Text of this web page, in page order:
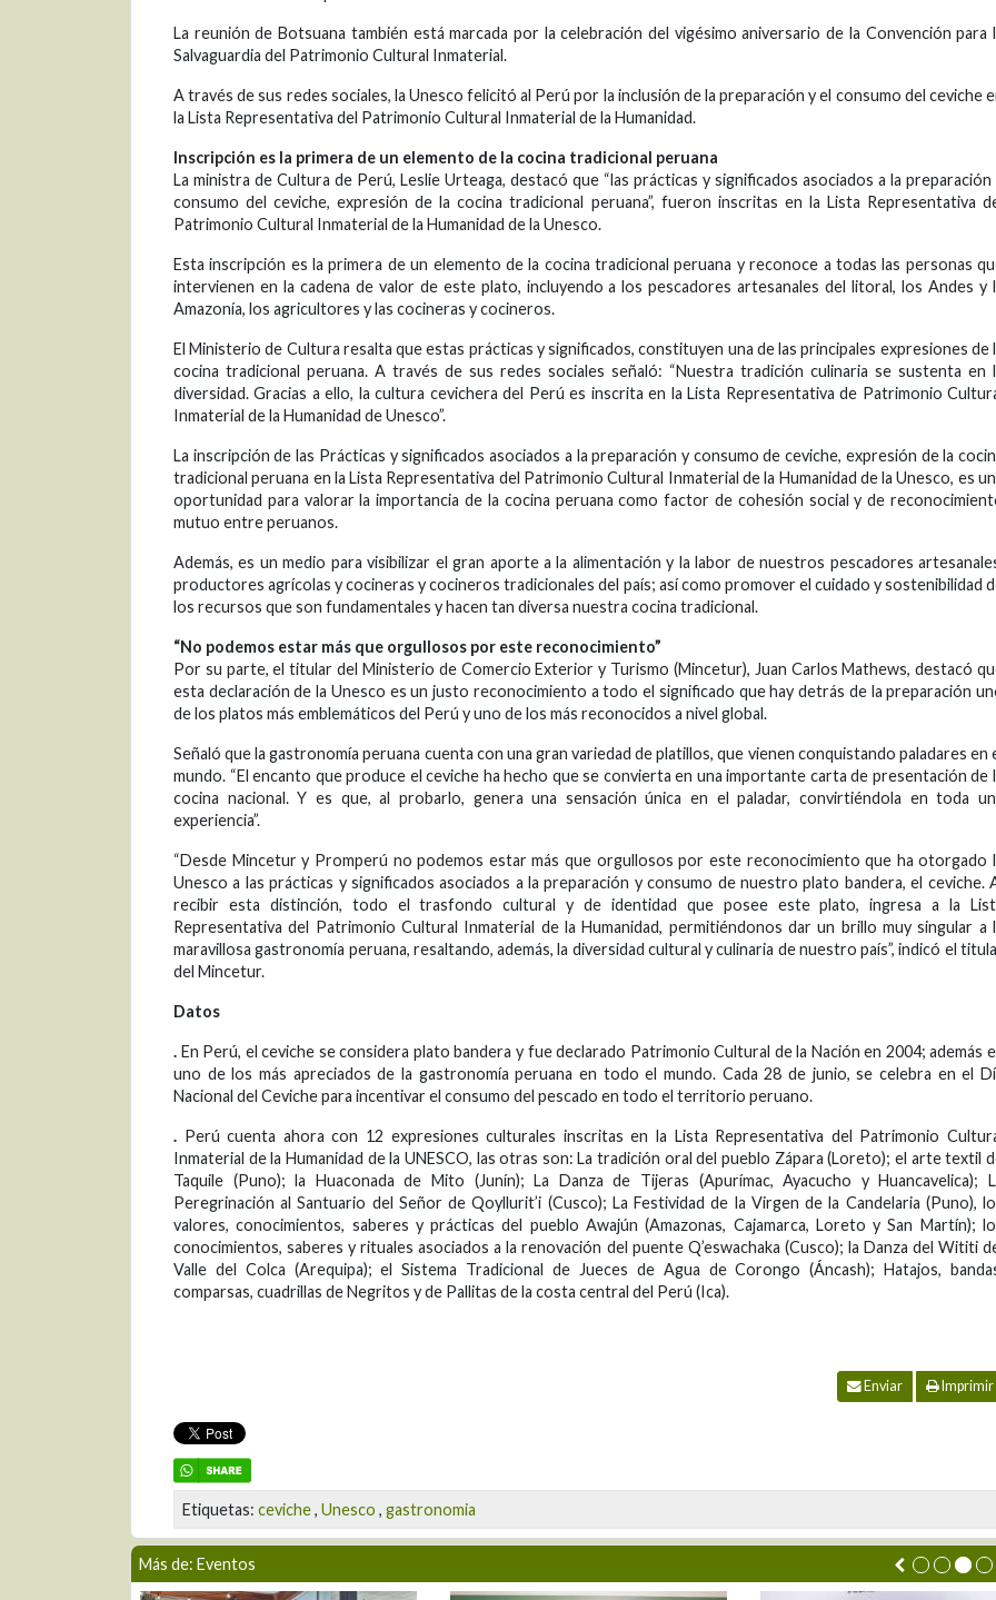
La reunión de Botsuana también está marcada por la celebración del vigésimo aniversario de la Convención para
Salvaguardia del Patrimonio Cultural Inmaterial.
A través de sus redes sociales, la Unesco felicitó al Perú por la inclusión de la preparación y el consumo del ceviche
la Lista Representativa del Patrimonio Cultural Inmaterial de la Humanidad.
Inscripción es la primera de un elemento de la cocina tradicional peruana
La ministra de Cultura de Perú, Leslie Urteaga, destacó que “las prácticas y significados asociados a la preparación
consumo del ceviche, expresión de la cocina tradicional peruana”, fueron inscritas en la Lista Representativa
Patrimonio Cultural Inmaterial de la Humanidad de la Unesco.
Esta inscripción es la primera de un elemento de la cocina tradicional peruana y reconoce a todas las personas
intervienen en la cadena de valor de este plato, incluyendo a los pescadores artesanales del litoral, los Andes y
Amazonía, los agricultores y las cocineras y cocineros.
El Ministerio de Cultura resalta que estas prácticas y significados, constituyen una de las principales expresiones de
cocina tradicional peruana. A través de sus redes sociales señaló: “Nuestra tradición culinaria se sustenta en
diversidad. Gracias a ello, la cultura cevichera del Perú es inscrita en la Lista Representativa de Patrimonio
Inmaterial de la Humanidad de Unesco”.
La inscripción de las Prácticas y significados asociados a la preparación y consumo de ceviche, expresión de la
tradicional peruana en la Lista Representativa del Patrimonio Cultural Inmaterial de la Humanidad de la Unesco, es
oportunidad para valorar la importancia de la cocina peruana como factor de cohesión social y de
mutuo entre peruanos.
Además, es un medio para visibilizar el gran aporte a la alimentación y la labor de nuestros pescadores
productores agrícolas y cocineras y cocineros tradicionales del país; así como promover el cuidado y sostenibilidad
los recursos que son fundamentales y hacen tan diversa nuestra cocina tradicional.
“No podemos estar más que orgullosos por este reconocimiento”
Por su parte, el titular del Ministerio de Comercio Exterior y Turismo (Mincetur), Juan Carlos Mathews, destacó
esta declaración de la Unesco es un justo reconocimiento a todo el significado que hay detrás de la preparación
de los platos más emblemáticos del Perú y uno de los más reconocidos a nivel global.
Señaló que la gastronomía peruana cuenta con una gran variedad de platillos, que vienen conquistando paladares en
mundo. “El encanto que produce el ceviche ha hecho que se convierta en una importante carta de presentación de
cocina nacional. Y es que, al probarlo, genera una sensación única en el paladar, convirtiéndola en toda
experiencia”.
“Desde Mincetur y Promperú no podemos estar más que orgullosos por este reconocimiento que ha otorgado
Unesco a las prácticas y significados asociados a la preparación y consumo de nuestro plato bandera, el ceviche.
recibir esta distinción, todo el trasfondo cultural y de identidad que posee este plato, ingresa a la
Representativa del Patrimonio Cultural Inmaterial de la Humanidad, permitiéndonos dar un brillo muy singular a
maravillosa gastronomía peruana, resaltando, además, la diversidad cultural y culinaria de nuestro país”, indicó el
del Mincetur.
Datos
. En Perú, el ceviche se considera plato bandera y fue declarado Patrimonio Cultural de la Nación en 2004; además
uno de los más apreciados de la gastronomía peruana en todo el mundo. Cada 28 de junio, se celebra en el
Nacional del Ceviche para incentivar el consumo del pescado en todo el territorio peruano.
. Perú cuenta ahora con 12 expresiones culturales inscritas en la Lista Representativa del Patrimonio
Inmaterial de la Humanidad de la UNESCO, las otras son: La tradición oral del pueblo Zápara (Loreto); el arte textil
Taquile (Puno); la Huaconada de Mito (Junín); La Danza de Tijeras (Apurímac, Ayacucho y Huancavelica);
Peregrinación al Santuario del Señor de Qoyllurit’i (Cusco); La Festividad de la Virgen de la Candelaria (Puno),
valores, conocimientos, saberes y prácticas del pueblo Awajún (Amazonas, Cajamarca, Loreto y San Martín);
conocimientos, saberes y rituales asociados a la renovación del puente Q’eswachaka (Cusco); la Danza del Wititi
Valle del Colca (Arequipa); el Sistema Tradicional de Jueces de Agua de Corongo (Áncash); Hatajos,
comparsas, cuadrillas de Negritos y de Pallitas de la costa central del Perú (Ica).
Enviar Imprimir
Etiquetas: ceviche, Unesco , gastronomia
Más de: Eventos